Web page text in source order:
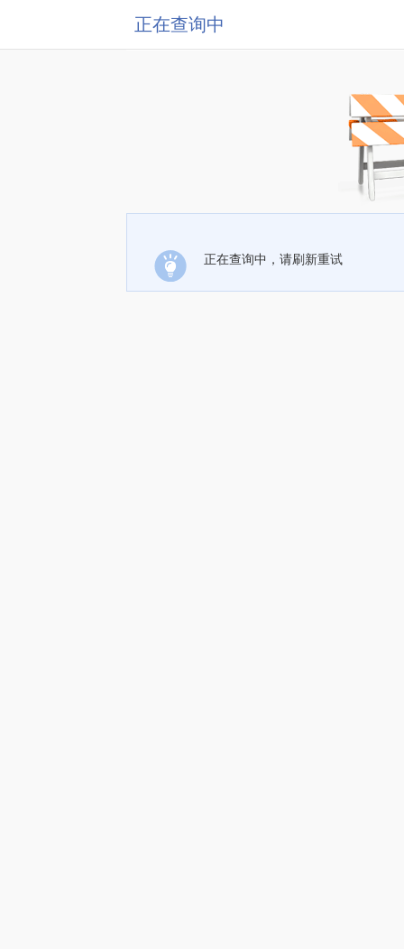
正在查询中
正在查询中，请刷新重试